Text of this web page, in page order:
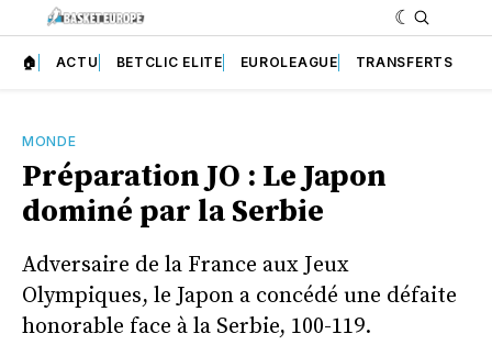
🏠 ACTU BETCLIC ELITE EUROLEAGUE TRANSFERTS
MONDE
Préparation JO : Le Japon
dominé par la Serbie
Adversaire de la France aux Jeux
Olympiques, le Japon a concédé une défaite
honorable face à la Serbie, 100-119.